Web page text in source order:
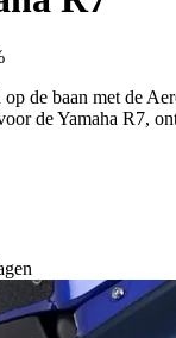
de baan met de
de Yamaha R7,